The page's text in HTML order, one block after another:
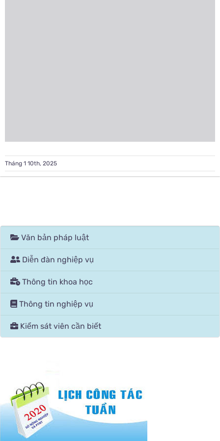
Tháng 1 10th, 2025
Văn bản pháp luật
Diễn đàn nghiệp vụ
Thông tin khoa học
Thông tin nghiệp vụ
Kiểm sát viên cần biết